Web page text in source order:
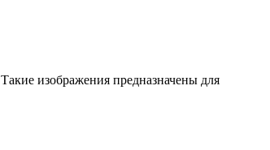
изображения предназначены для